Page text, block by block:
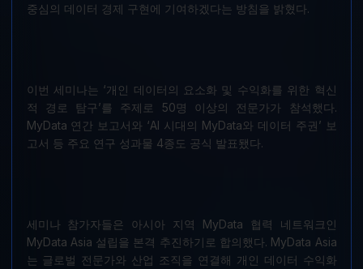
중심의 데이터 경제 구현에 기여하겠다는 방침을 밝혔다.
이번 세미나는 ‘개인 데이터의 요소화 및 수익화를 위한 혁신
적 경로 탐구’를 주제로 50명 이상의 전문가가 참석했다.
MyData 연간 보고서와 ‘AI 시대의 MyData와 데이터 주권’ 보
고서 등 주요 연구 성과물 4종도 공식 발표됐다.
세미나 참가자들은 아시아 지역 MyData 협력 네트워크인
MyData Asia 설립을 본격 추진하기로 합의했다. MyData Asia
는 글로벌 전문가와 산업 조직을 연결해 개인 데이터 수익화